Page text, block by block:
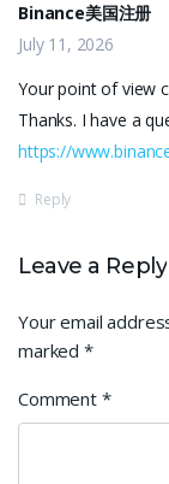
Binance美国注册
July 11, 2026
Your point of view
Thanks. I have a
https://
Reply
Leave a Reply
Your email
marked *
Comment *